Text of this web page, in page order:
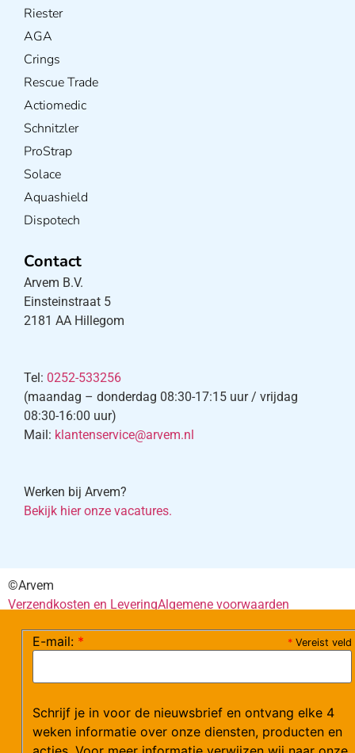
Riester
AGA
Crings
Rescue Trade
Actiomedic
Schnitzler
ProStrap
Solace
Aquashield
Dispotech
Contact
Arvem B.V.
Einsteinstraat 5
2181 AA Hillegom
Tel: 0252-533256
(maandag – donderdag 08:30-17:15 uur / vrijdag
08:30-16:00 uur)
Mail: klantenservice@arvem.nl
Werken bij Arvem?
Bekijk hier onze vacatures.
©Arvem
Verzendkosten en LeveringAlgemene voorwaarden
* Vereist veld
E-mail: *
Schrijf je in voor de nieuwsbrief en ontvang elke 4
weken informatie over onze diensten, producten en